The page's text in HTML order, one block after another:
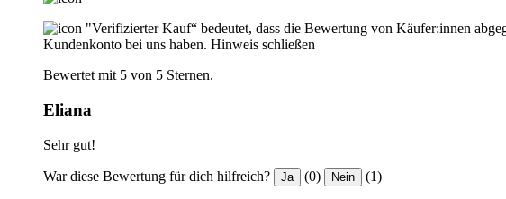
"Verifizierter Kauf“ bedeutet, dass die Bewertung von Käufer:innen
Kundenkonto bei uns haben. Hinweis schließen
Bewertet mit 5 von 5 Sternen.
Eliana
Sehr gut!
War diese Bewertung für dich hilfreich? Ja (0) Nein (1)